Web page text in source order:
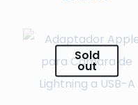
Sold
out